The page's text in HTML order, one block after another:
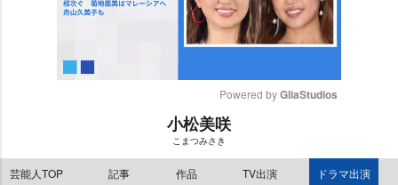
Powered by GliaStudios
小松美咲
こまつみさき
芸能人TOP 記事 作品 TV出演 ドラマ出演